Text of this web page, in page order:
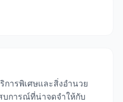
ารพิเศษและสิ่งอำนวย
บการณ์ที่น่าจดจำให้กับ